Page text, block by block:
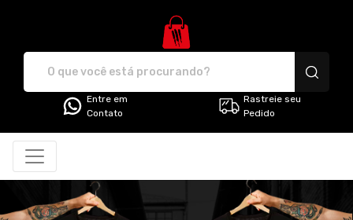
Entre em
Contato
Rastreie seu
Pedido